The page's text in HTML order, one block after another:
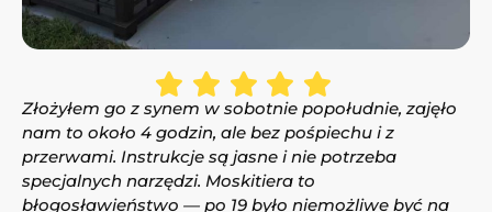
Złożyłem go z synem w sobotnie popołudnie, zajęło
nam to około 4 godzin, ale bez pośpiechu i z
przerwami. Instrukcje są jasne i nie potrzeba
specjalnych narzędzi. Moskitiera to
błogosławieństwo — po 19 było niemożliwe być na